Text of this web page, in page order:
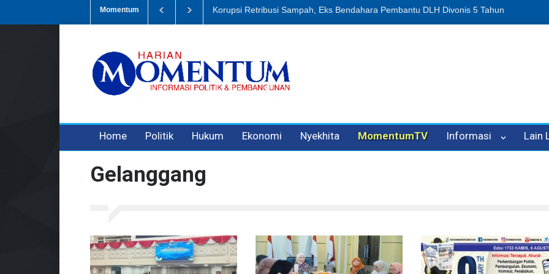
Momentum Dugaan Penipuan Oleh Oknum Kadis, Kuasa Hukum Pelapor Desak Polisi Tetapkan P-
Home Politik Hukum Ekonomi Nyekhita MomentumTV Informasi Lain
Gelanggang